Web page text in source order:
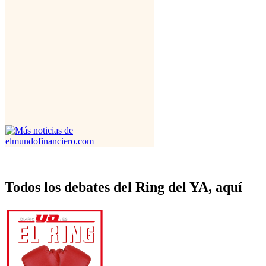
Todos los debates del Ring del YA, aquí